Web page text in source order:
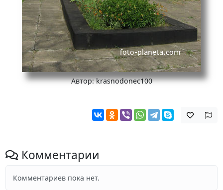
Автор: krasnodonec100
Комментарии
Комментариев пока нет.